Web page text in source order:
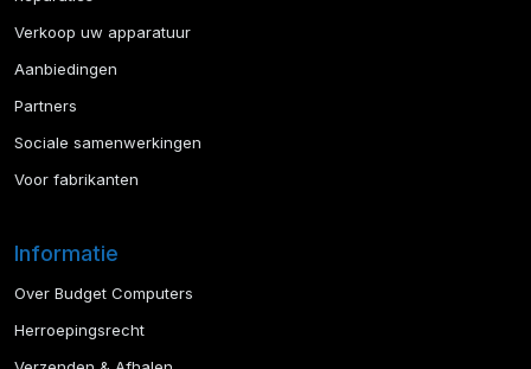
Verkoop uw apparatuur
Aanbiedingen
Partners
Sociale samenwerkingen
Voor fabrikanten
Informatie
Over Budget Computers
Herroepingsrecht